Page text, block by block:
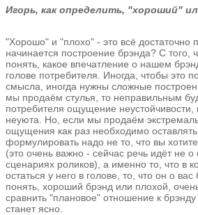
Игорь, как определить, "хороший"
"Хорошо" и "плохо" - это всё достаточно
начинается построение брэнда? С того,
понять, какое впечатление о нашем
голове потребителя. Иногда, чтобы это
смысла, иногда нужны сложные
мы продаём стулья, то неправильным
потребителя ощущение
неуюта. Но, если мы продаём
ощущения как раз необходимо
формулировать надо не то, что вы
(это очень важно - сейчас речь идёт не о
сценариях роликов), а именно то, что в
остаться у него в голове, то, что он о
понять, хороший брэнд или плохой,
сравнить "плановое" отношение к
станет ясно.